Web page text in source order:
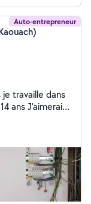
Auto-entrepreneur
je travaille dans
ans J'aimerais